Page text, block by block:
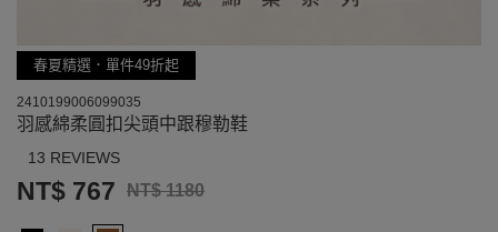
春夏精選．單件49折起
2410199006099035
羽感綿柔圓扣尖頭中跟穆勒鞋
13 REVIEWS
NT$ 767 NT$ 1180